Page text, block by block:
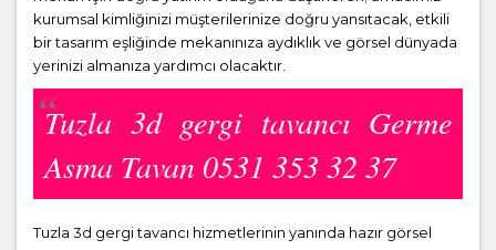
kurumsal kimliğinizi müşterilerinize doğru yansıtacak, etkili
bir tasarım eşliğinde mekanınıza aydıklık ve görsel dünyada
yerinizi almanıza yardımcı olacaktır.
Tuzla 3d gergi tavancı Germe
Asma Tavan 0531 353 32 37
Tuzla 3d gergi tavancı hizmetlerinin yanında hazır görsel